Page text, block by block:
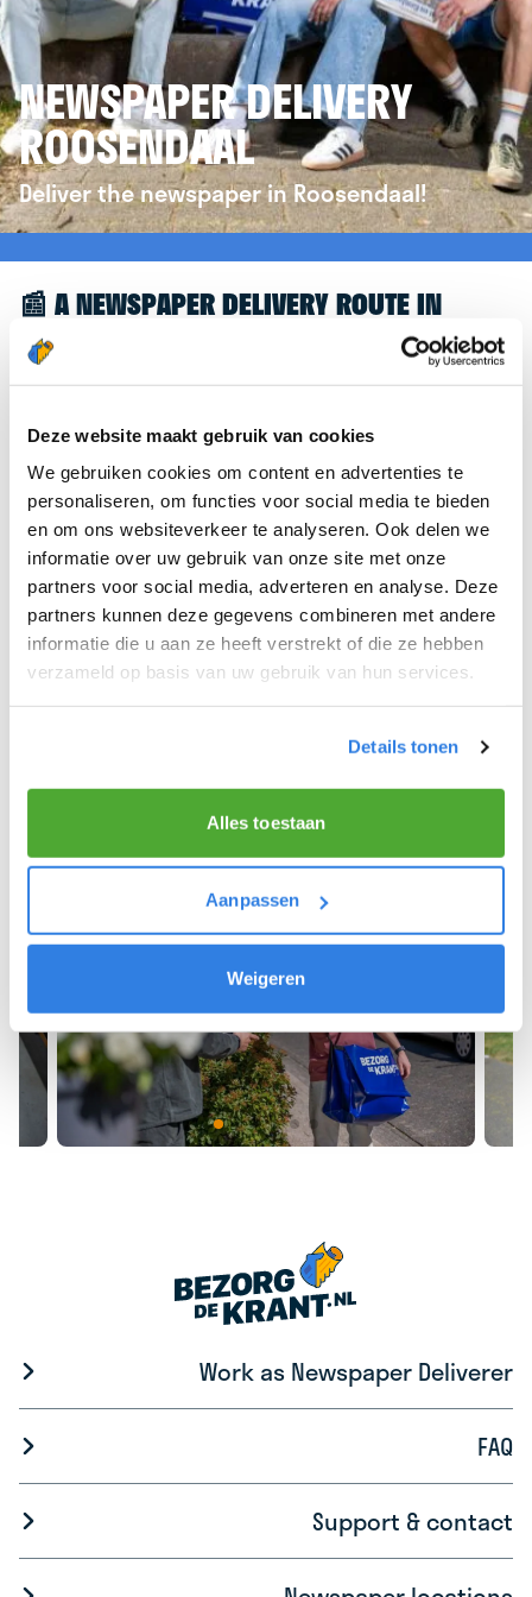
Deze website maakt gebruik van cookies
We gebruiken cookies om content en advertenties te
personaliseren, om functies voor social media te bieden
en om ons websiteverkeer te analyseren. Ook delen we
informatie over uw gebruik van onze site met onze
partners voor social media, adverteren en analyse. Deze
partners kunnen deze gegevens combineren met andere
informatie die u aan ze heeft verstrekt of die ze hebben
verzameld op basis van uw gebruik van hun services.
Details tonen
Alles toestaan
Aanpassen
Weigeren
NEWSPAPER DELIVERY
ROOSENDAAL
Deliver the newspaper in Roosendaal!
📰 A NEWSPAPER DELIVERY ROUTE IN
ROOSENDAAL
Great to see you're interested in a newspaper
we’d like to refer you to thekrantenbezorgen.nl
website. There, you can easily sign up to deliver
newspapers in Roosendaal.
We hope you can get started soon and wish you
the best of luck! 🚴‍♂️💨
Work as Newspaper Deliverer
FAQ
Support & contact